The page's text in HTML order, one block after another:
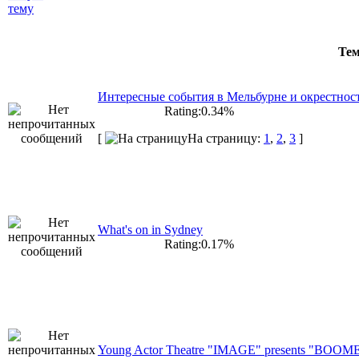
Интересные события в Мельбурне и
Rating:0.34%
[
На страницу: 1 , 2, 3 ]
What's on in Sydney
Rating:0.17%
Young Actor Theatre "IMAGE" presents